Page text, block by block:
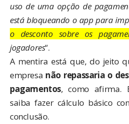
uso de uma opção de
está bloqueando o app para
o desconto sobre os
jogadores“.
A mentira está que, do jeito
empresa não repassaria o
pagamentos, como afirma.
saiba fazer cálculo básico
conclusão.